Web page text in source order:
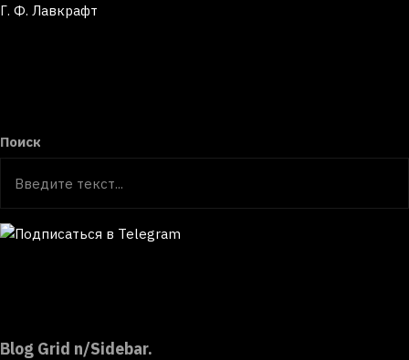
Г. Ф. Лавкрафт
Поиск
Blog Grid n/Sidebar.